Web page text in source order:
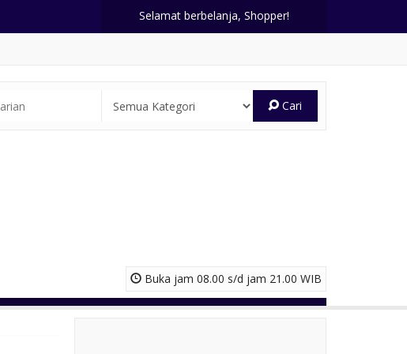
Selamat berbelanja, Shopper!
Cari
Buka jam 08.00 s/d jam 21.00 WIB